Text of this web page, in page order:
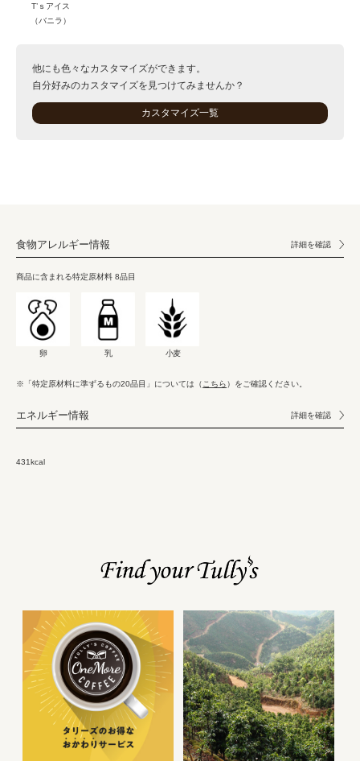
T’ｓアイス
（バニラ）
他にも色々なカスタマイズができます。
自分好みのカスタマイズを見つけてみませんか？
カスタマイズ一覧
食物アレルギー情報 詳細を確認
商品に含まれる特定原材料 8品目
卵 乳 小麦
※「特定原材料に準ずるもの20品目」については（ こちら）をご確認ください。
エネルギー情報 詳細を確認
431kcal